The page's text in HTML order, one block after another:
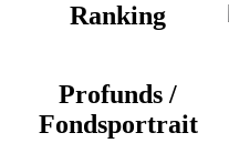
Ranking
Profunds /
Fondsportrait